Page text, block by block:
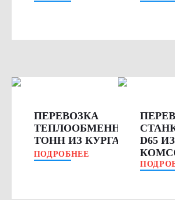
ПЕРЕВОЗКА
ТЕПЛООБМЕННИКОВ 55
ТОНН ИЗ КУРГАНА В
ПОДРОБНЕЕ
D65